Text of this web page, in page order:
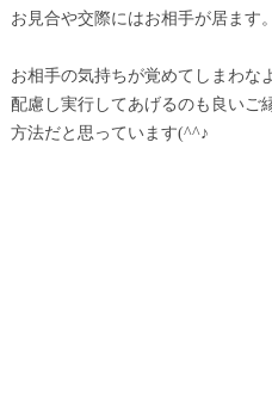
お見合や交際にはお相手が居ます。
お相手の気持ちが覚めてしまわな
配慮し実行してあげるのも良いご
方法だと思っています(^^♪